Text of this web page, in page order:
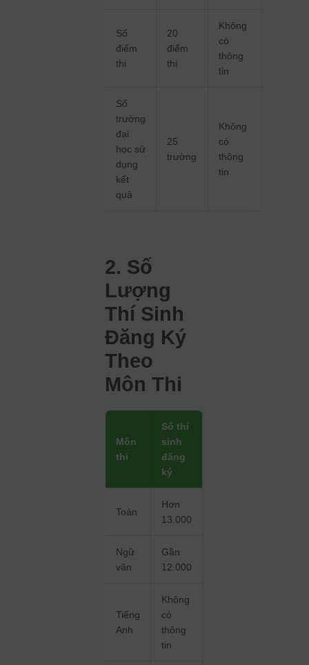
Số
điểm
thi
20
điểm
thi
Không
có
thông
tin
Số
trường
đại
học sử
dụng
kết
quả
25
trường
Không
có
thông
tin
2. Số
Lượng
Thí Sinh
Đăng Ký
Theo
Môn Thi
Môn
thi
Số thí
sinh
đăng
ký
Toán
Hơn
13.000
Ngữ
văn
Gần
12.000
Tiếng
Anh
Không
có
thông
tin